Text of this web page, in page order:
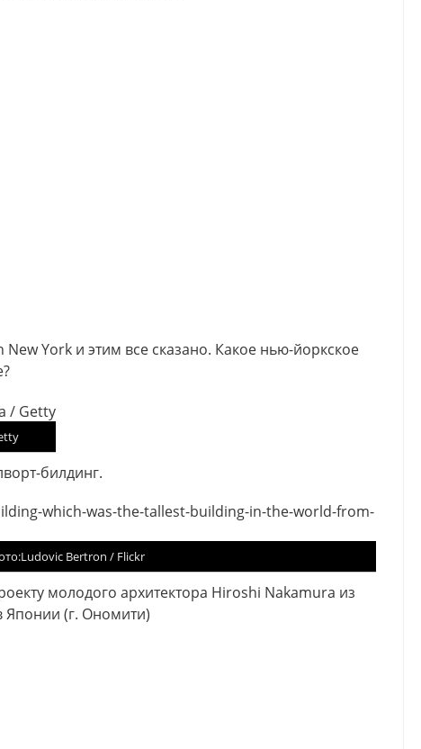
York и этим все сказано. Какое нью-йоркское
билдинг.
Bertron / Flickr
молодого архитектора Hiroshi Nakamura из
Японии (г. Ономити)